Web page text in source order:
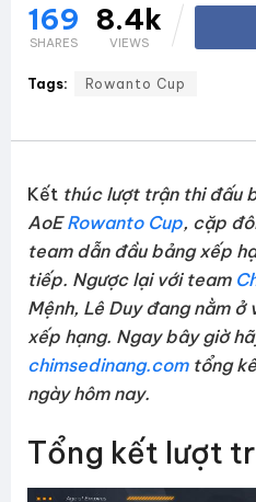
169
SHARES
8.4k
VIEWS
Tags: Rowanto Cup
Kết thúc lượt trận thi đấu
AoERowanto Cup, cặp
team dẫn đầu bảng xếp
tiếp. Ngược lại với team
Mệnh, Lê Duy đang nằm
xếp hạng. Ngay bây giờ
chimsedinang.comtổng
ngày hôm nay.
Tổng kết lượt